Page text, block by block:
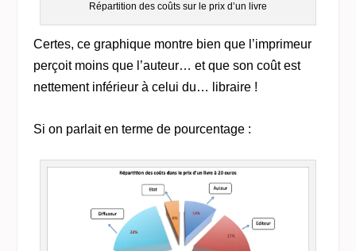
Répartition des coûts sur le prix d’un livre
Certes, ce graphique montre bien que l’imprimeur
perçoit moins que l’auteur… et que son coût est
nettement inférieur à celui du… libraire !
Si on parlait en terme de pourcentage :